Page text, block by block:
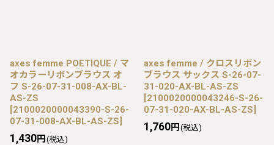
axes femme POETIQUE / マ
オカラーリボンブラウス オ
フ S-26-07-31-008-AX-BL-
AS-ZS
[2100020000043390-S-26-
07-31-008-AX-BL-AS-ZS]
1,430円 (税込)
axes femme / クロスリボン
ブラウス サックス S-26-07-
31-020-AX-BL-AS-ZS
[2100020000043246-S-26-
07-31-020-AX-BL-AS-ZS]
1,760円 (税込)